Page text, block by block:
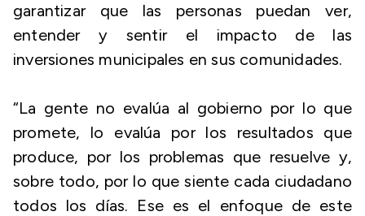
garantizar que las personas puedan ver,
entender y sentir el impacto de las
inversiones municipales en sus comunidades.
“La gente no evalúa al gobierno por lo que
promete, lo evalúa por los resultados que
produce, por los problemas que resuelve y,
sobre todo, por lo que siente cada ciudadano
todos los días. Ese es el enfoque de este